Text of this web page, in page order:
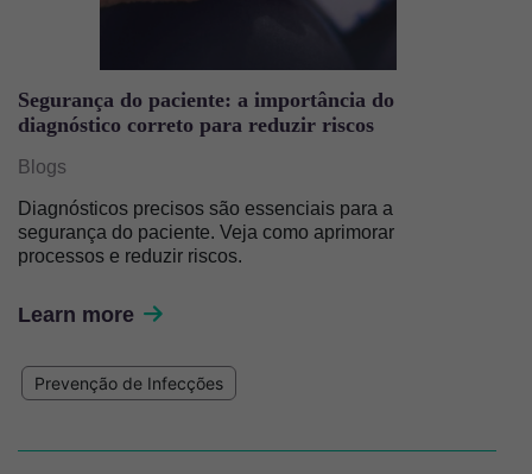
Segurança do paciente: a importância do
diagnóstico correto para reduzir riscos
Blogs
Diagnósticos precisos são essenciais para a
segurança do paciente. Veja como aprimorar
processos e reduzir riscos.
Learn more
Prevenção de Infecções